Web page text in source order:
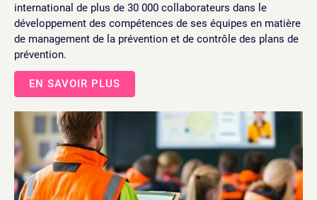
international de plus de 30 000 collaborateurs dans le
développement des compétences de ses équipes en matière
de management de la prévention et de contrôle des plans de
prévention.
EN SAVOIR PLUS